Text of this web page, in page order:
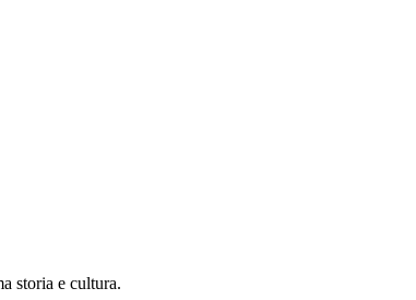
storia e cultura.